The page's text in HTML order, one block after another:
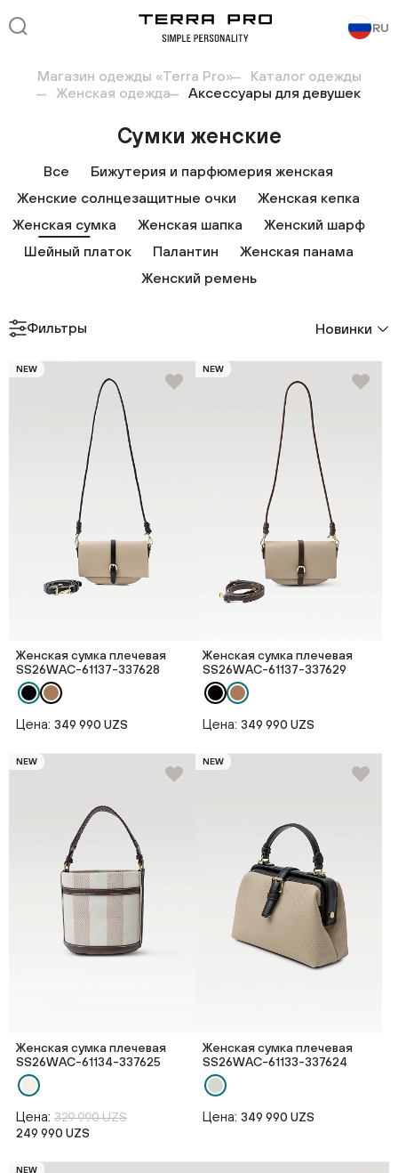
RU
Магазин одежды «Terra Pro»
Каталог одежды
Женская одежда
Аксессуары для девушек
Cумки женские
Все
Бижутерия и парфюмерия женская
Женские солнцезащитные очки
Женская кепка
Женская сумка
Женская шапка
Женский шарф
Шейный платок
Палантин
Женская панама
Женский ремень
Фильтры Новинки
NEW
Женская сумка плечевая
SS26WAС-61137-337628
Цена: 349 990 UZS
NEW
Женская сумка плечевая
SS26WAС-61137-337629
Цена: 349 990 UZS
NEW
Женская сумка плечевая
SS26WAС-61134-337625
Цена: 329 990 UZS
249 990 UZS
NEW
Женская сумка плечевая
SS26WAС-61133-337624
Цена: 349 990 UZS
NEW